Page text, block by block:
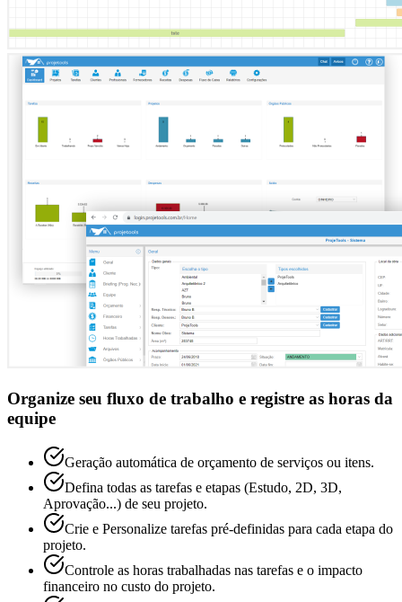
Organize seu fluxo de trabalho e registre as horas da
equipe
Geração automática de orçamento de serviços ou itens.
Defina todas as tarefas e etapas (Estudo, 2D, 3D,
Aprovação...) de seu projeto.
Crie e Personalize tarefas pré-definidas para cada etapa do
projeto.
Controle as horas trabalhadas nas tarefas e o impacto
financeiro no custo do projeto.